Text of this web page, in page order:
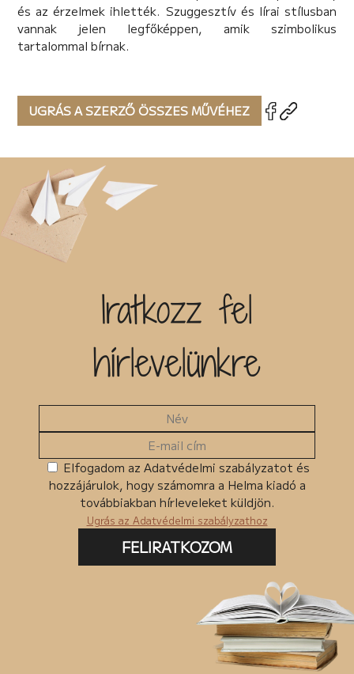
és az érzelmek ihlették. Szuggesztív és lírai stílusban
vannak jelen legfőképpen, amik szimbolikus
tartalommal bírnak.
UGRÁS A SZERZŐ ÖSSZES MŰVÉHEZ
Iratkozz fel
hírlevelünkre
Elfogadom az Adatvédelmi szabályzatot és
hozzájárulok, hogy számomra a Helma kiadó a
továbbiakban hírleveleket küldjön.
Ugrás az Adatvédelmi szabályzathoz
FELIRATKOZOM